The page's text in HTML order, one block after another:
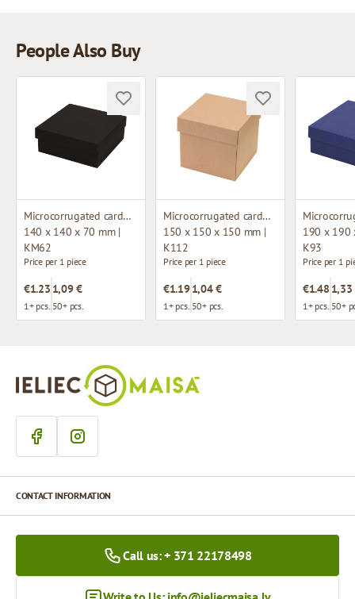
People Also Buy
Microcorrugated cardboard box
140 x 140 x 70 mm |
KM62
Price per 1 piece
€1.23
1+ pcs.
1,09 €
50+ pcs.
Microcorrugated cardboard box
150 x 150 x 150 mm |
K112
Price per 1 piece
€1.19
1+ pcs.
1,04 €
50+ pcs.
190 x 190
K93
Price per 1
€1.48
1+ pcs.
1,33
50+
CONTACT INFORMATION
Call us: + 371 22178498